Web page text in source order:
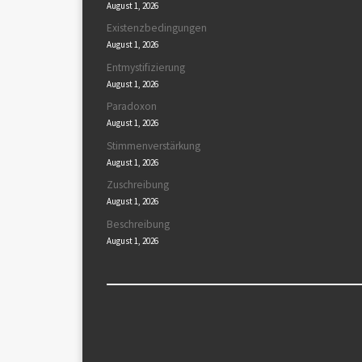
August 1, 2026
Existenzbedingungen
August 1, 2026
Entmystifizierung
August 1, 2026
Paradoxon
August 1, 2026
Stimmenverstärkung
August 1, 2026
Zuschreibung
August 1, 2026
Beschreibung
August 1, 2026